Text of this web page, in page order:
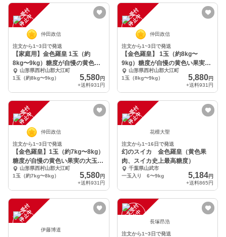
注
文
受
付
停
止
中
仲田政信
注文から1~3日で発送
【家庭用】金色羅皇 1玉（約
8kg〜9kg）糖度が自慢の黄色い
果実の大玉西瓜
山形県西村山郡大江町
1玉（約8kg〜9kg）
5,580円
+送料931円
注
文
受
付
停
止
中
仲田政信
注文から1~3日で発送
【金色羅皇】 1玉（約8kg〜
9kg）糖度が自慢の黄色い果実の
大玉西瓜
山形県西村山郡大江町
1玉（8kg〜9kg）
5,880円
+送料931円
注
文
受
付
停
止
中
仲田政信
注文から1~3日で発送
【金色羅皇】1玉（約7kg〜8kg）
糖度が自慢の黄色い果実の大玉西
瓜 山形県西村山郡大江町
1玉（約7kg〜8kg）
5,580円
+送料931円
注
文
受
付
停
止
中
花檀大聖
注文から1~16日で発送
幻のスイカ 金色羅皇（黄色果
肉、スイカ史上最高糖度）
千葉県山武市
一玉入り 6〜9kg
5,184円
+送料865円
注
文
受
付
停
止
中
伊藤博道
注
文
受
付
停
止
中 長塚昂浩
注文から1~3日で発送